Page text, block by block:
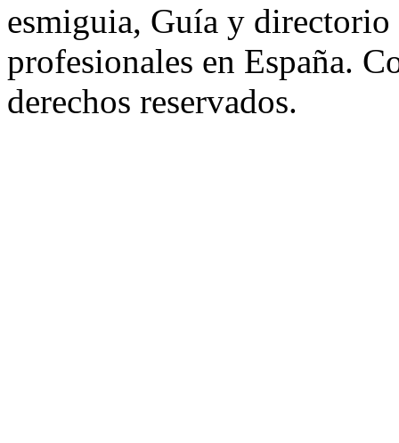
esmiguia, Guía y directorio
profesionales en España.
derechos reservados.